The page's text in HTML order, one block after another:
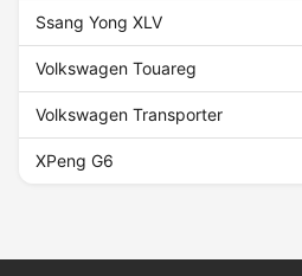
Ssang Yong XLV
Volkswagen Touareg
Volkswagen Transporter
XPeng G6